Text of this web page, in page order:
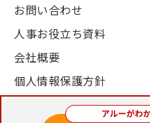
お問い合わせ
人事お役立ち資料
会社概要
個人情報保護方針